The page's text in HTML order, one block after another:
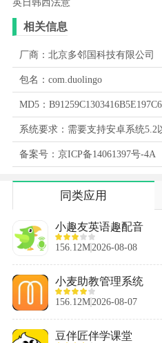
英日韩西法意
相关信息
厂商：北京多邻国科技有限公司
包名：com.duolingo
MD5：
系统要求：需要支持安卓系统5.2
备案号：京ICP备14061397号-4A
同类应用
小趣友英语趣配音
156.12M2026-08-08
小麦助教管理系统
156.12M2026-08-07
豆伴匠伴学课堂